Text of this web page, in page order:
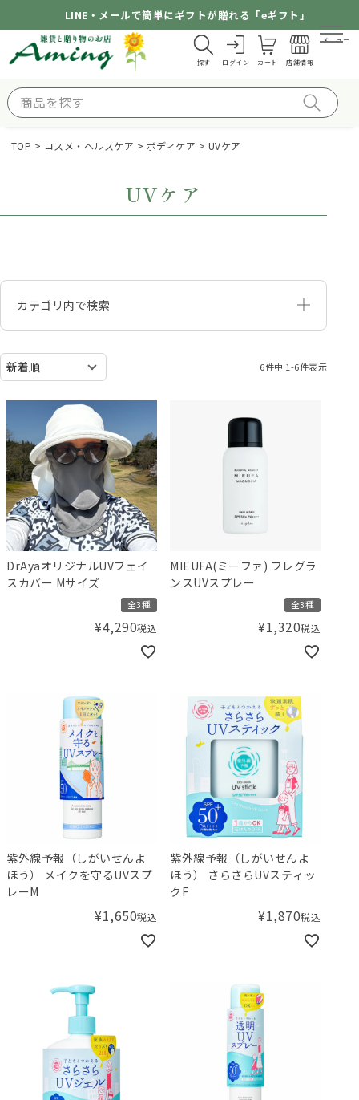
LINE・メールで簡単にギフトが贈れる「eギフト」
探す ログイン カート 店舗情報
メニュー
TOP コスメ・ヘルスケア ボディケア UVケア
UVケア
カテゴリ内で検索
6件中 1-6件表示
DrAyaオリジナルUVフェイ
スカバー Mサイズ
全3種
¥4,290税込
MIEUFA(ミーファ) フレグラ
ンスUVスプレー
全3種
¥1,320税込
紫外線予報（しがいせんよ
ほう） メイクを守るUVスプ
レーM
¥1,650税込
紫外線予報（しがいせんよ
ほう） さらさらUVスティッ
クF
¥1,870税込